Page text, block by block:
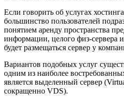
Если говорить об услугах
большинство пользователей
понятием аренду пространства
информации, целого физ-сервера
будет размещаться сервер у
Вариантов подобных услуг
одним из наиболее
является выделенный сервер
сокращенно VDS).